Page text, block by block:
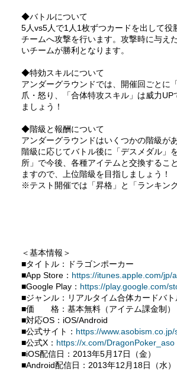
◆バトルについて
5人vs5人で1人1枚ずつカードを出して
チームへ攻撃を行います。攻撃時に与え
いチームが勝利となります。
◆特効スキルについて
アンダーグラウンドでは、開催回ごとに
爪・怒り、「合体特攻スキル」は威力
ましょう！
◆階級と報酬について
アンダーグラウンドはいくつかの階級が
階級に応じてバトル後に「デスメダル」
所」で今後、各種アイテムと交換するこ
ますので、上位階級を目指しましょう！
※テスト開催では「昇格」と「ランキン
＜基本情報＞
■タイトル：ドラゴンポーカー
■App Store： https://itunes.apple.com/jp/
■Google Play： https://play.google.com/
■ジャンル：リアルタイム合体カードバト
■価 格：基本無料（アイテム課金制）
■対応OS：iOS/Android
■公式サイト： https://
■公式X： https://x.com/DragonPoker_aso
■iOS配信日：2013年5月17日（金）
■Android配信日：2013年12月18日（水）